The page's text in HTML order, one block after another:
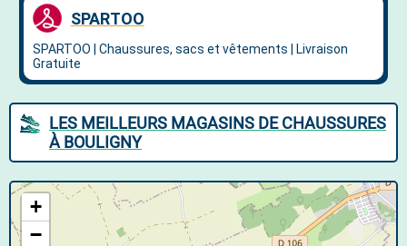
LES MEILLEURS MAGASINS DE CHAUSSURES
À BOULIGNY
+
−